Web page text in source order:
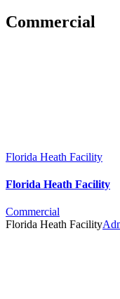
Commercial
Florida Heath Facility
Florida Heath Facility
Commercial
Florida Heath Facility